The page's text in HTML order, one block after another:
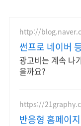
http://
썬프로 네이버
광고비는 계속 나
을까요?
https://
반응형 홈페이